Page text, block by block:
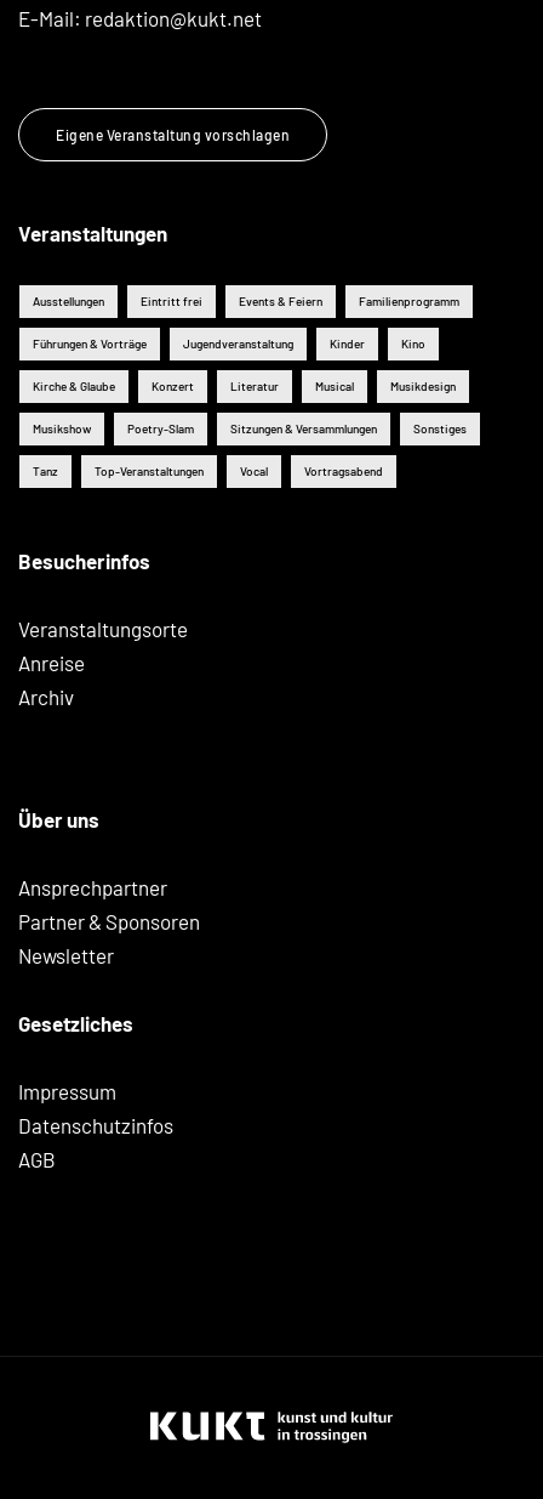
E-Mail: redaktion@kukt.net
Eigene Veranstaltung vorschlagen
Veranstaltungen
Ausstellungen Eintritt frei Events & Feiern Familienprogramm
Führungen & Vorträge Jugendveranstaltung Kinder Kino
Kirche & Glaube Konzert Literatur Musical Musikdesign
Musikshow Poetry-Slam Sitzungen & Versammlungen Sonstiges
Tanz Top-Veranstaltungen Vocal Vortragsabend
Besucherinfos
Veranstaltungsorte
Anreise
Archiv
Über uns
Ansprechpartner
Partner & Sponsoren
Newsletter
Gesetzliches
Impressum
Datenschutzinfos
AGB